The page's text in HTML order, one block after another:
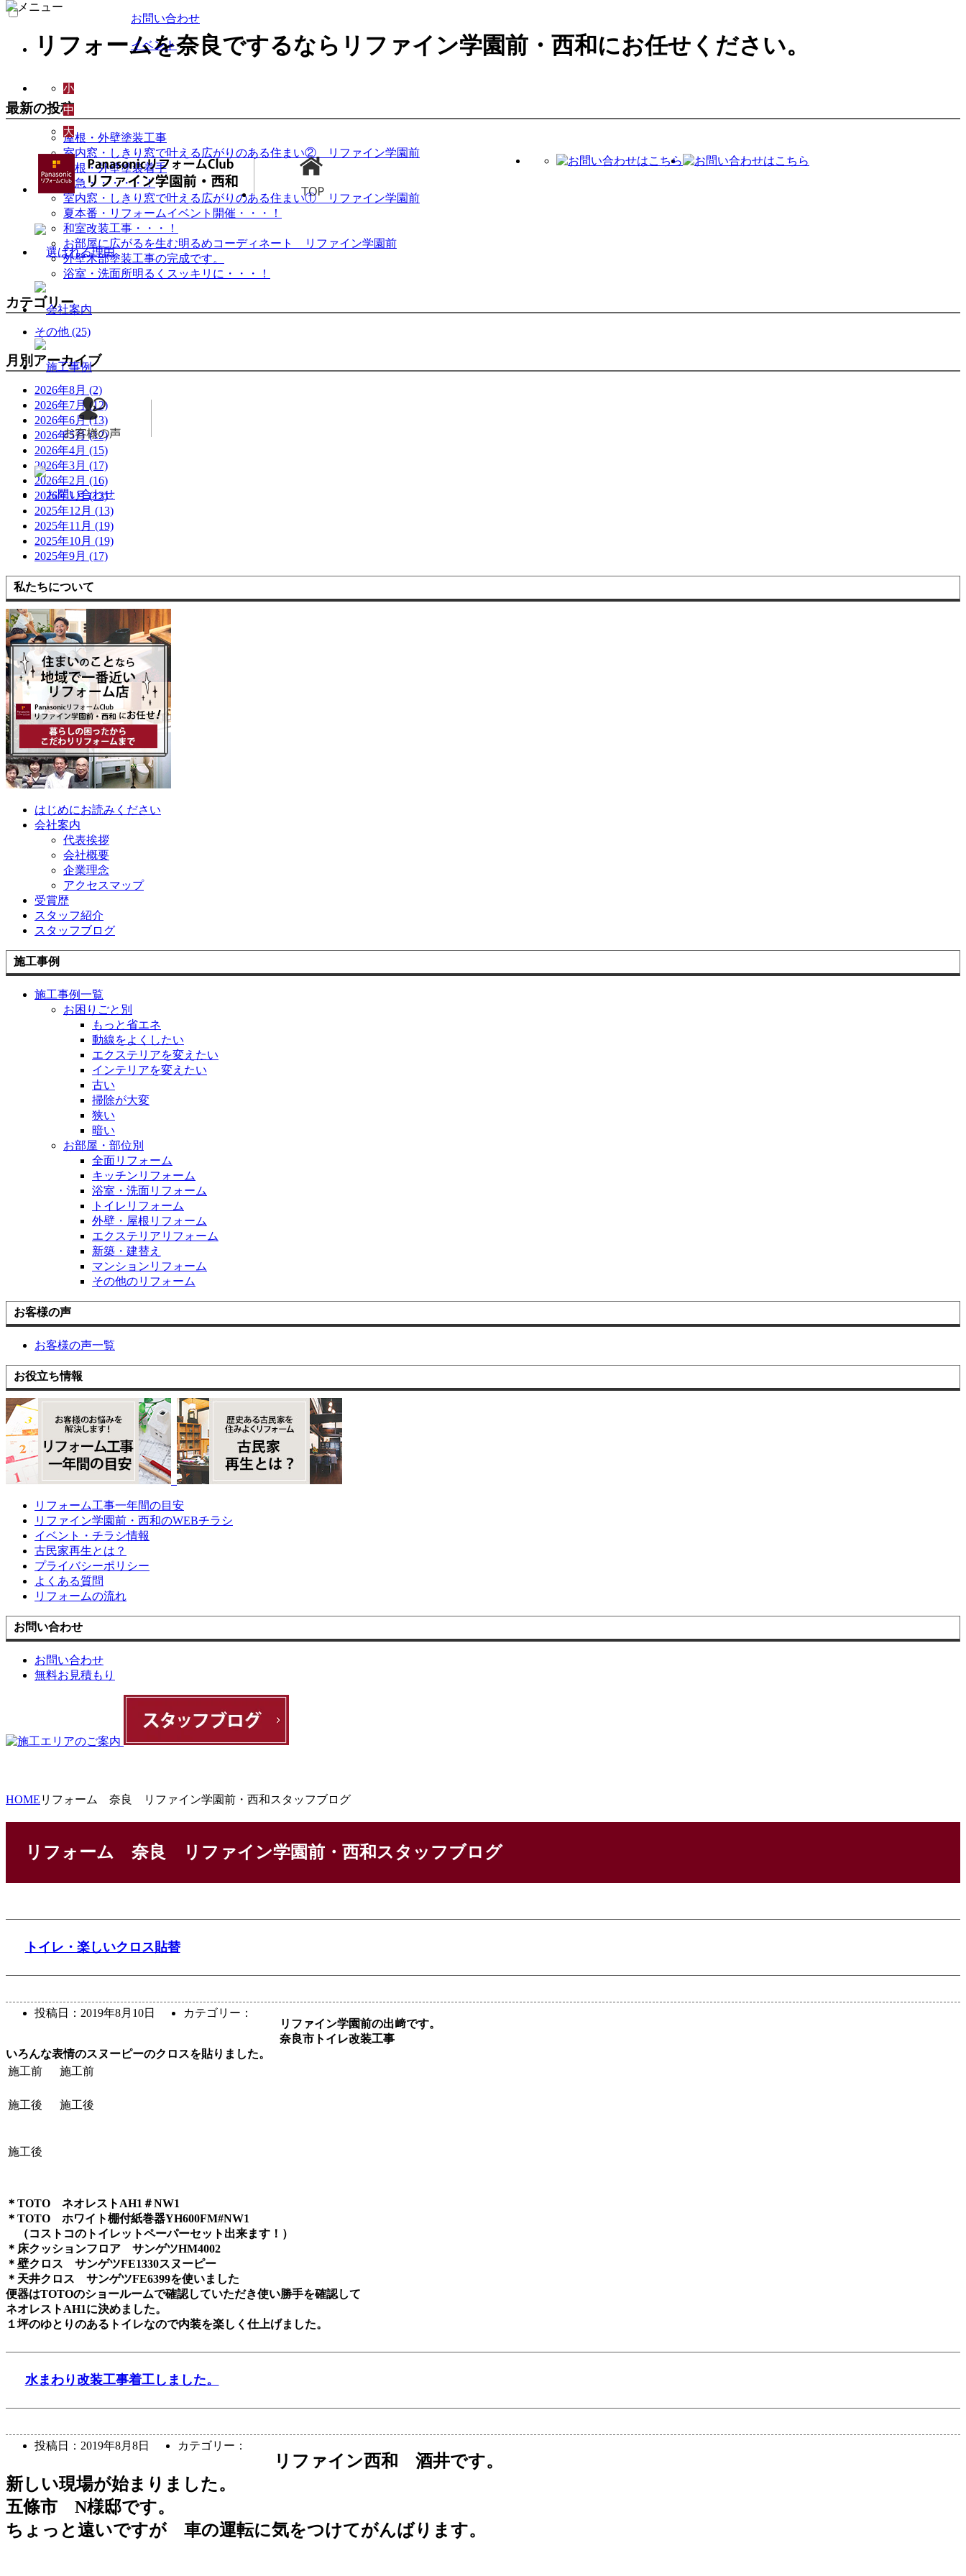
リフォームを奈良でするならリファイン学園前・西和にお任せください。
小
中
大
最新の投稿
屋根・外壁塗装工事
室内窓・しきり窓で叶える広がりのある住まい② リファイン学園前
屋根・外壁塗装着手
緊急・・・・・！
室内窓・しきり窓で叶える広がりのある住まい① リファイン学園前
夏本番・リフォームイベント開催・・・！
和室改装工事・・・！
お部屋に広がるを生む明るめコーディネート リファイン学園前
外壁木部塗装工事の完成です。
浴室・洗面所明るくスッキリに・・・！
カテゴリー
その他 (25)
月別アーカイブ
2026年8月 (2)
2026年7月 (12)
2026年6月 (13)
2026年5月 (12)
2026年4月 (15)
2026年3月 (17)
2026年2月 (16)
2026年1月 (13)
2025年12月 (13)
2025年11月 (19)
2025年10月 (19)
2025年9月 (17)
私たちについて
はじめにお読みください
会社案内
代表挨拶
会社概要
企業理念
アクセスマップ
受賞歴
スタッフ紹介
スタッフブログ
施工事例
施工事例一覧
お困りごと別
もっと省エネ
動線をよくしたい
エクステリアを変えたい
インテリアを変えたい
古い
掃除が大変
狭い
暗い
お部屋・部位別
全面リフォーム
キッチンリフォーム
浴室・洗面リフォーム
トイレリフォーム
外壁・屋根リフォーム
エクステリアリフォーム
新築・建替え
マンションリフォーム
その他のリフォーム
お客様の声
お客様の声一覧
お役立ち情報
リフォーム工事一年間の目安
リファイン学園前・西和のWEBチラシ
イベント・チラシ情報
古民家再生とは？
プライバシーポリシー
よくある質問
リフォームの流れ
お問い合わせ
お問い合わせ
無料お見積もり
お問い合わせ
イベント
HOME リフォーム 奈良 リファイン学園前・西和スタッフブログ
リフォーム 奈良 リファイン学園前・西和スタッフブログ
トイレ・楽しいクロス貼替
投稿日： 2019年8月10日
カテゴリー：
リファイン学園前の出﨑です。
奈良市トイレ改装工事
いろんな表情のスヌーピーのクロスを貼りました。
施工前
施工前
施工後 施工後
施工後
＊TOTO ネオレストAH1＃NW1
＊TOTO ホワイト棚付紙巻器YH600FM#NW1
（コストコのトイレットペーパーセット出来ます！）
＊床クッションフロア サンゲツHM4002
＊壁クロス サンゲツFE1330スヌーピー
＊天井クロス サンゲツFE6399を使いました
便器はTOTOのショールームで確認していただき使い勝手を確認して
ネオレストAH1に決めました。
１坪のゆとりのあるトイレなので内装を楽しく仕上げました。
水まわり改装工事着工しました。
投稿日： 2019年8月8日 カテゴリー：
リファイン西和 酒井です。
新しい現場が始まりました。
五條市 N様邸です。
ちょっと遠いですが 車の運転に気をつけてがんばります。